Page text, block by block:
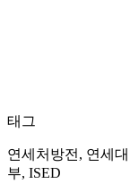
태그
연세처방전, 연세
부, ISED